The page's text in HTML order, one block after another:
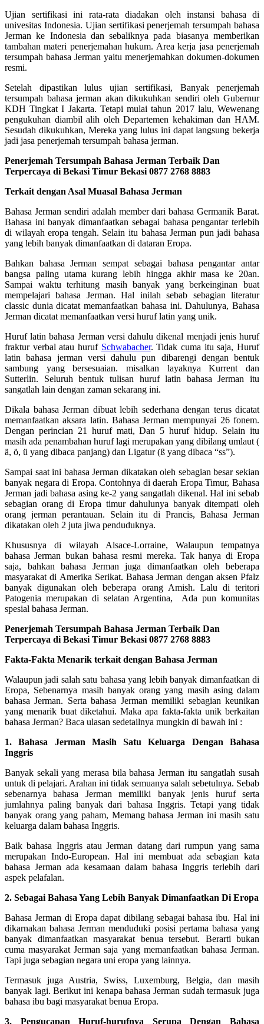
Ujian sertifikasi ini rata-rata diadakan oleh instansi bahasa di
univesitas Indonesia. Ujian sertifikasi penerjemah tersumpah bahasa
Jerman ke Indonesia dan sebaliknya pada biasanya memberikan
tambahan materi penerjemahan hukum. Area kerja jasa penerjemah
tersumpah bahasa Jerman yaitu menerjemahkan dokumen-dokumen
resmi.
Setelah dipastikan lulus ujian sertifikasi, Banyak penerjemah
tersumpah bahasa jerman akan dikukuhkan sendiri oleh Gubernur
KDH Tingkat I Jakarta. Tetapi mulai tahun 2017 lalu, Wewenang
pengukuhan diambil alih oleh Departemen kehakiman dan HAM.
Sesudah dikukuhkan, Mereka yang lulus ini dapat langsung bekerja
jadi jasa penerjemah tersumpah bahasa jerman.
Penerjemah Tersumpah Bahasa Jerman Terbaik Dan
Terpercaya di Bekasi Timur Bekasi 0877 2768 8883
Terkait dengan Asal Muasal Bahasa Jerman
Bahasa Jerman sendiri adalah member dari bahasa Germanik Barat.
Bahasa ini banyak dimanfaatkan sebagai bahasa pengantar terlebih
di wilayah eropa tengah. Selain itu bahasa Jerman pun jadi bahasa
yang lebih banyak dimanfaatkan di dataran Eropa.
Bahkan bahasa Jerman sempat sebagai bahasa pengantar antar
bangsa paling utama kurang lebih hingga akhir masa ke 20an.
Sampai waktu terhitung masih banyak yang berkeinginan buat
mempelajari bahasa Jerman. Hal inilah sebab sebagian literatur
classic dunia dicatat memanfaatkan bahasa ini. Dahulunya, Bahasa
Jerman dicatat memanfaatkan versi huruf latin yang unik.
Huruf latin bahasa Jerman versi dahulu dikenal menjadi jenis huruf
fraktur verbal atau huruf Schwabacher. Tidak cuma itu saja, Huruf
latin bahasa jerman versi dahulu pun dibarengi dengan bentuk
sambung yang bersesuaian. misalkan layaknya Kurrent dan
Sutterlin. Seluruh bentuk tulisan huruf latin bahasa Jerman itu
sangatlah lain dengan zaman sekarang ini.
Dikala bahasa Jerman dibuat lebih sederhana dengan terus dicatat
memanfaatkan aksara latin. Bahasa Jerman mempunyai 26 fonem.
Dengan perincian 21 huruf mati, Dan 5 huruf hidup. Selain itu
masih ada penambahan huruf lagi merupakan yang dibilang umlaut (
ä, ö, ü yang dibaca panjang) dan Ligatur (ß yang dibaca “ss”).
Sampai saat ini bahasa Jerman dikatakan oleh sebagian besar sekian
banyak negara di Eropa. Contohnya di daerah Eropa Timur, Bahasa
Jerman jadi bahasa asing ke-2 yang sangatlah dikenal. Hal ini sebab
sebagian orang di Eropa timur dahulunya banyak ditempati oleh
orang jerman perantauan. Selain itu di Prancis, Bahasa Jerman
dikatakan oleh 2 juta jiwa penduduknya.
Khususnya di wilayah Alsace-Lorraine, Walaupun tempatnya
bahasa Jerman bukan bahasa resmi mereka. Tak hanya di Eropa
saja, bahkan bahasa Jerman juga dimanfaatkan oleh beberapa
masyarakat di Amerika Serikat. Bahasa Jerman dengan aksen Pfalz
banyak digunakan oleh beberapa orang Amish. Lalu di teritori
Patogenia merupakan di selatan Argentina, Ada pun komunitas
spesial bahasa Jerman.
Penerjemah Tersumpah Bahasa Jerman Terbaik Dan
Terpercaya di Bekasi Timur Bekasi 0877 2768 8883
Fakta-Fakta Menarik terkait dengan Bahasa Jerman
Walaupun jadi salah satu bahasa yang lebih banyak dimanfaatkan di
Eropa, Sebenarnya masih banyak orang yang masih asing dalam
bahasa Jerman. Serta bahasa Jerman memiliki sebagian keunikan
yang menarik buat diketahui. Maka apa fakta-fakta unik berkaitan
bahasa Jerman? Baca ulasan sedetailnya mungkin di bawah ini :
1. Bahasa Jerman Masih Satu Keluarga Dengan Bahasa
Inggris
Banyak sekali yang merasa bila bahasa Jerman itu sangatlah susah
untuk di pelajari. Arahan ini tidak semuanya salah sebetulnya. Sebab
sebenarnya bahasa Jerman memiliki banyak jenis huruf serta
jumlahnya paling banyak dari bahasa Inggris. Tetapi yang tidak
banyak orang yang paham, Memang bahasa Jerman ini masih satu
keluarga dalam bahasa Inggris.
Baik bahasa Inggris atau Jerman datang dari rumpun yang sama
merupakan Indo-European. Hal ini membuat ada sebagian kata
bahasa Jerman ada kesamaan dalam bahasa Inggris terlebih dari
aspek pelafalan.
2. Sebagai Bahasa Yang Lebih Banyak Dimanfaatkan Di Eropa
Bahasa Jerman di Eropa dapat dibilang sebagai bahasa ibu. Hal ini
dikarnakan bahasa Jerman menduduki posisi pertama bahasa yang
banyak dimanfaatkan masyarakat benua tersebut. Berarti bukan
cuma masyarakat Jerman saja yang memanfaatkan bahasa Jerman.
Tapi juga sebagian negara uni eropa yang lainnya.
Termasuk juga Austria, Swiss, Luxemburg, Belgia, dan masih
banyak lagi. Berikut ini kenapa bahasa Jerman sudah termasuk juga
bahasa ibu bagi masyarakat benua Eropa.
3. Pengucapan Huruf-hurufnya Serupa Dengan Bahasa